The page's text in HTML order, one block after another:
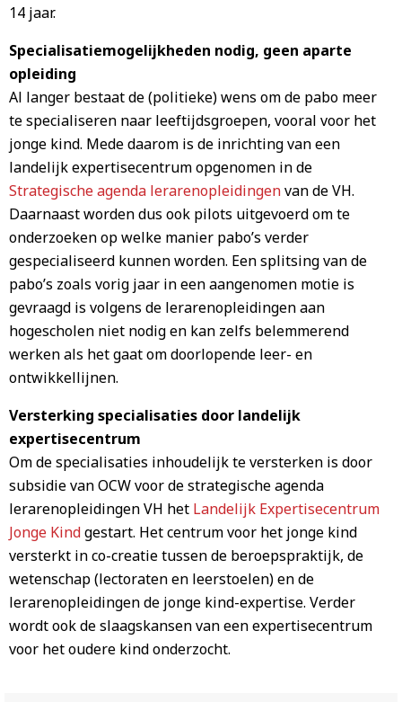
14 jaar.
Specialisatiemogelijkheden nodig, geen aparte
opleiding
Al langer bestaat de (politieke) wens om de pabo meer
te specialiseren naar leeftijdsgroepen, vooral voor het
jonge kind. Mede daarom is de inrichting van een
landelijk expertisecentrum opgenomen in de
Strategische agenda lerarenopleidingenvan de VH.
Daarnaast worden dus ook pilots uitgevoerd om te
onderzoeken op welke manier pabo’s verder
gespecialiseerd kunnen worden. Een splitsing van de
pabo’s zoals vorig jaar in een aangenomen motie is
gevraagd is volgens de lerarenopleidingen aan
hogescholen niet nodig en kan zelfs belemmerend
werken als het gaat om doorlopende leer- en
ontwikkellijnen.
Versterking specialisaties door landelijk
expertisecentrum
Om de specialisaties inhoudelijk te versterken is door
subsidie van OCW voor de strategische agenda
lerarenopleidingen VH het Landelijk Expertisecentrum
Jonge Kindgestart. Het centrum voor het jonge kind
versterkt in co-creatie tussen de beroepspraktijk, de
wetenschap (lectoraten en leerstoelen) en de
lerarenopleidingen de jonge kind-expertise. Verder
wordt ook de slaagskansen van een expertisecentrum
voor het oudere kind onderzocht.